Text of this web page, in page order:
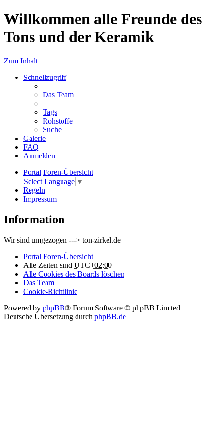
Willkommen alle Freunde des
Tons und der Keramik
Zum Inhalt
Schnellzugriff
Das Team
Tags
Rohstoffe
Suche
Galerie
FAQ
Anmelden
Portal Foren-Übersicht
Select Language ▼
Regeln
Impressum
Information
Wir sind umgezogen ---> ton-zirkel.de
Portal Foren-Übersicht
Alle Zeiten sind UTC+02:00
Alle Cookies des Boards löschen
Das Team
Cookie-Richtlinie
Powered by phpBB® Forum Software © phpBB Limited
Deutsche Übersetzung durch phpBB.de